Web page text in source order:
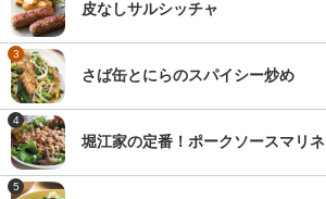
皮なしサルシッチャ
3
さば缶とにらのスパイシー炒め
4
堀江家の定番！ポークソースマリネ
5